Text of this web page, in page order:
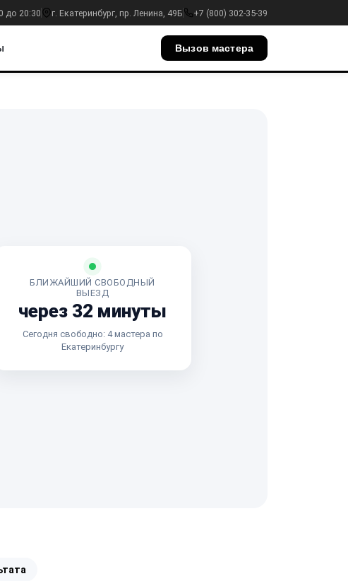
до 20:30 г. Екатеринбург, пр. Ленина, 49Б +7 (800) 302-35-39
Вызов мастера
БЛИЖАЙШИЙ СВОБОДНЫЙ
ВЫЕЗД
через 32 минуты
Сегодня свободно: 4 мастера по
Екатеринбургу